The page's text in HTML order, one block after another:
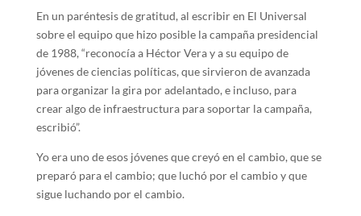
En un paréntesis de gratitud, al escribir en El Universal
sobre el equipo que hizo posible la campaña presidencial
de 1988, “reconocía a Héctor Vera y a su equipo de
jóvenes de ciencias políticas, que sirvieron de avanzada
para organizar la gira por adelantado, e incluso, para
crear algo de infraestructura para soportar la campaña,
escribió”.
Yo era uno de esos jóvenes que creyó en el cambio, que se
preparó para el cambio; que luchó por el cambio y que
sigue luchando por el cambio.